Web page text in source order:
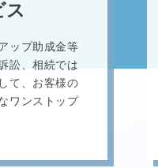
ス
ップ助成金等
訟、相続では
て、お客様の
ワンストップ